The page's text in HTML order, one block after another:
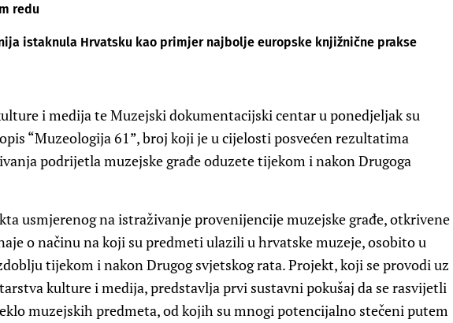
redu
istaknula Hrvatsku kao primjer najbolje europske knjižnične prakse
i medija te Muzejski dokumentacijski centar u ponedjeljak su
“Muzeologija 61”, broj koji je u cijelosti posvećen rezultatima
podrijetla muzejske građe oduzete tijekom i nakon Drugoga
usmjerenog na istraživanje provenijencije muzejske građe, otkrivene
o načinu na koji su predmeti ulazili u hrvatske muzeje, osobito u
tijekom i nakon Drugog svjetskog rata. Projekt, koji se provodi uz
kulture i medija, predstavlja prvi sustavni pokušaj da se rasvijetli
muzejskih predmeta, od kojih su mnogi potencijalno stečeni putem